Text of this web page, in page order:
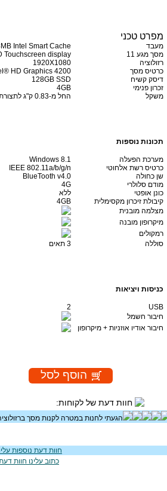
מפרט טכני
מעבד
Intel Smart Cache
מסך מגע 11
Touchscreen display
רזולוציה
1920X1080
כרטיס מסך
HD Graphics 4200
דיסק קשיח
128GB SSD
זכרון פנימי
4GB
משקל
החל מ-0.83 ק"ג לתצורת טאבלט, החל מ-1.55 ק"ג עם תחנת עגינה מקלדת
תכונות נוספות
מערכת הפעלה
Windows 8.1
כרטיס רשת אלחוטי
IEEE 802.11a/b/g/n
שן כחולה
BlueTooth v4.0
מודם סלולרי
4G
כונן אופטי
ללא
קיבולת זיכרון מקסימלית
4GB
מצלמה מובנית
מיקרופון מובנה
רמקולים
סוללה
3 תאים
כניסות ויציאות
USB
2
חיבור חשמל
חיבור אודיו אוזניות + מיקרופון
חוות דעת של לקוחות:
הגעתי לחנות במטרה לקנות מסך
חוות דעת נוספות
כתוב עלינו חוות